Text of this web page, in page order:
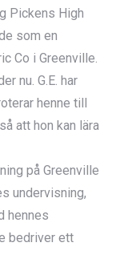
Pickens High
som en
Co i Greenville.
nu. G.E. har
henne till
att hon kan lära
på Greenville
undervisning,
hennes
bedriver ett